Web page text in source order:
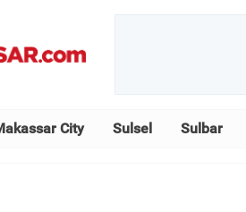
City Sulsel Sulbar